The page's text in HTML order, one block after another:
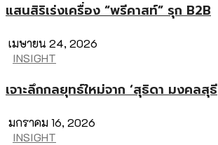
แสนสิริเร่งเครื่อง “พรีคาสท์” รุก B2B
เมษายน 24, 2026
INSIGHT
เจาะลึกกลยุทธ์ใหม่จาก ‘สุธิดา มงคลสุธี
มกราคม 16, 2026
INSIGHT